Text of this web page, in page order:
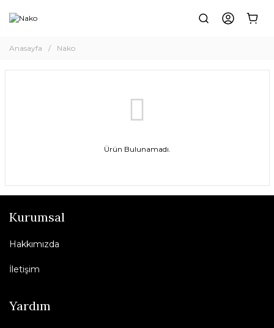
Anasayfa Nako
Ürün Bulunamadı.
Kurumsal
Hakkımızda
İletişim
Yardım